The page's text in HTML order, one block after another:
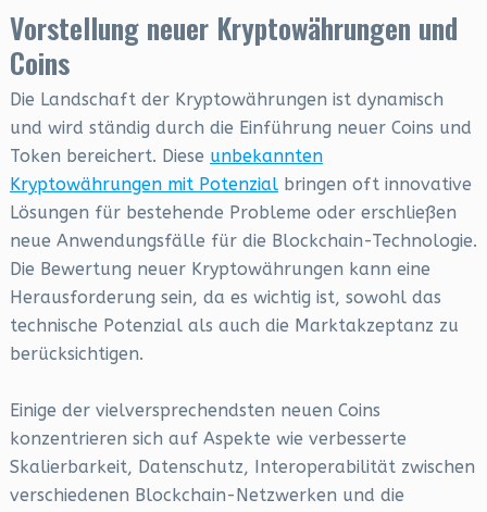
Vorstellung neuer Kryptowährungen und
Coins
Die Landschaft der Kryptowährungen ist dynamisch
und wird ständig durch die Einführung neuer Coins und
Token bereichert. Diese unbekannten
Kryptowährungen mit Potenzialbringen oft innovative
Lösungen für bestehende Probleme oder erschließen
neue Anwendungsfälle für die Blockchain-Technologie.
Die Bewertung neuer Kryptowährungen kann eine
Herausforderung sein, da es wichtig ist, sowohl das
technische Potenzial als auch die Marktakzeptanz zu
berücksichtigen.
Einige der vielversprechendsten neuen Coins
konzentrieren sich auf Aspekte wie verbesserte
Skalierbarkeit, Datenschutz, Interoperabilität zwischen
verschiedenen Blockchain-Netzwerken und die